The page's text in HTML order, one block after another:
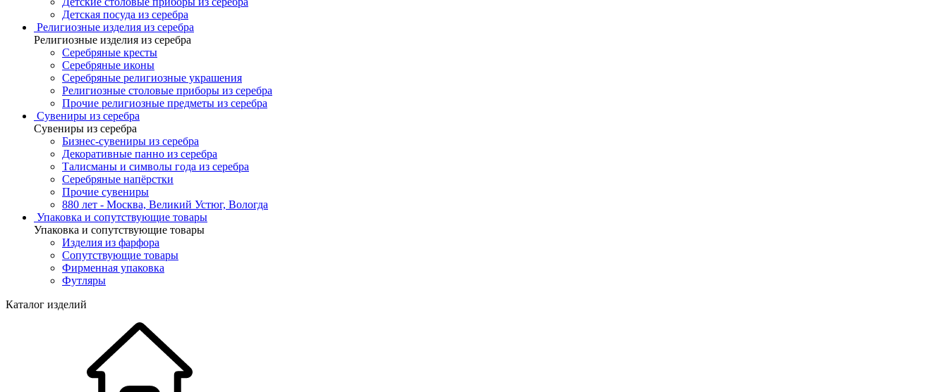
Детская посуда из серебра
Религиозные изделия из серебра
Религиозные изделия из серебра
Серебряные кресты
Серебряные иконы
Серебряные религиозные украшения
Религиозные столовые приборы из серебра
Прочие религиозные предметы из серебра
Сувениры из серебра
Сувениры из серебра
Бизнес-сувениры из серебра
Декоративные панно из серебра
Талисманы и символы года из серебра
Серебряные напёрстки
Прочие сувениры
880 лет - Москва, Великий Устюг, Вологда
Упаковка и сопутствующие товары
Упаковка и сопутствующие товары
Изделия из фарфора
Сопутствующие товары
Фирменная упаковка
Футляры
Каталог изделий